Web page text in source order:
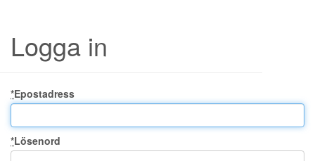
Logga in
*Epostadress
*Lösenord